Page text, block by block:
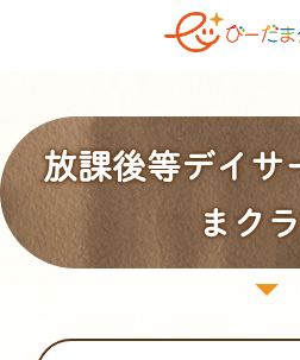
放課後等デイサ
まク